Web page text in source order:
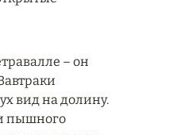
– он
вид на долину.
пышного